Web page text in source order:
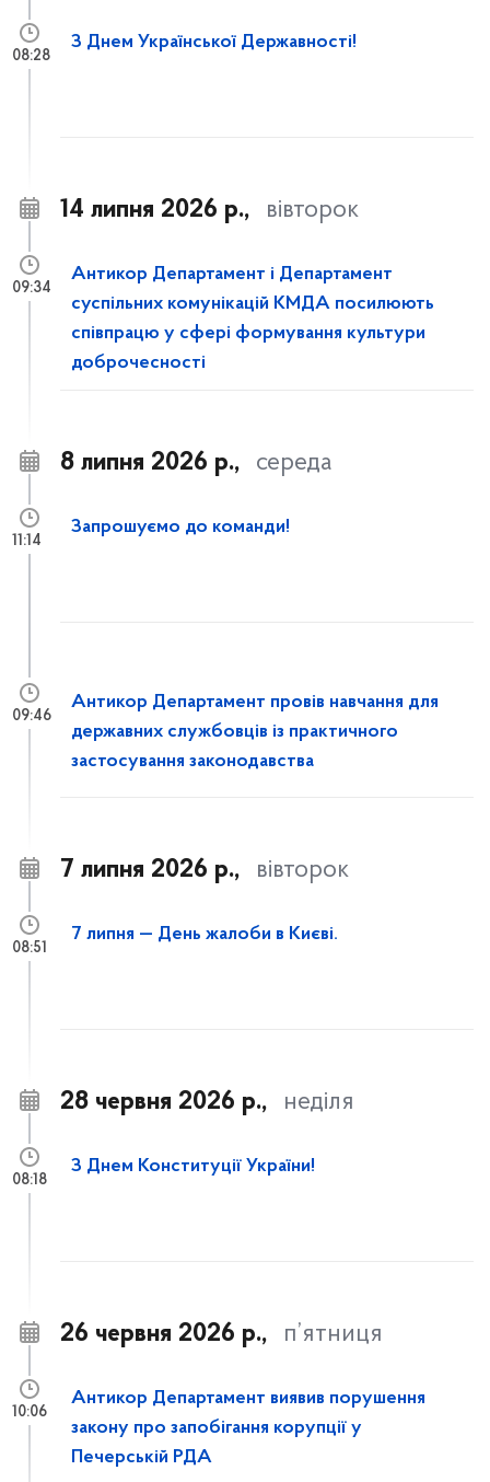
З Днем Української Державності!
08:28
14 липня 2026 р., вівторок
Антикор Департамент і Департамент
суспільних комунікацій КМДА посилюють
співпрацю у сфері формування культури
доброчесності
09:34
8 липня 2026 р., середа
Запрошуємо до команди!
11:14
Антикор Департамент провів навчання для
державних службовців із практичного
застосування законодавства
09:46
7 липня 2026 р., вівторок
7 липня — День жалоби в Києві.
08:51
28 червня 2026 р., неділя
З Днем Конституції України!
08:18
26 червня 2026 р., п’ятниця
Антикор Департамент виявив порушення
закону про запобігання корупції у
Печерській РДА
10:06